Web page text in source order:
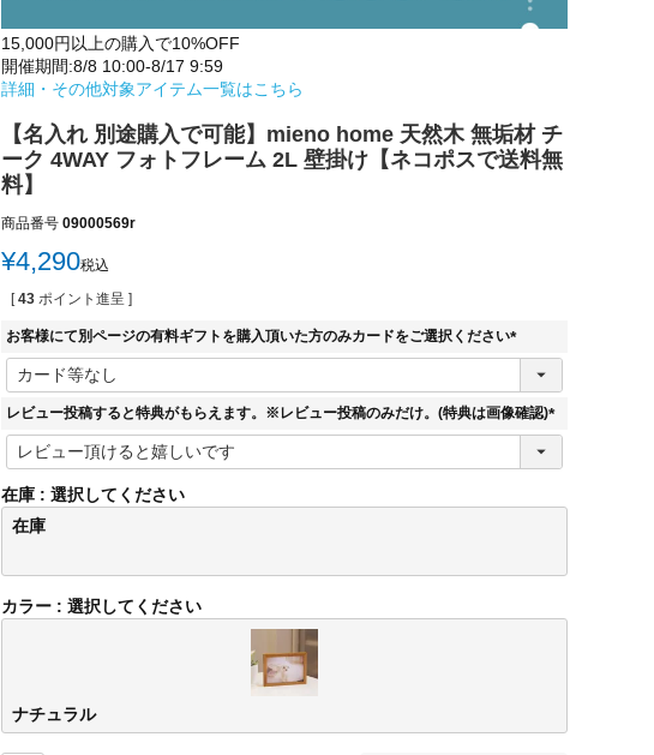
15,000円以上の購入で10%OFF
開催期間:8/8 10:00-8/17 9:59
詳細・その他対象アイテム一覧はこちら
【名入れ 別途購入で可能】mieno home 天然木 無垢材 チ
ーク 4WAY フォトフレーム 2L 壁掛け【ネコポスで送料無
料】
商品番号 09000569r
¥4,290税込
[ 43 ポイント進呈 ]
お客様にて別ページの有料ギフトを購入頂いた方のみカードをご選択ください
(
須
レビュー投稿すると特典がもらえます。※レビュー投稿のみだけ。(特典は画像確認)
(
)
在庫
選択してください
在庫
カラー 選択してください
ナチュラル